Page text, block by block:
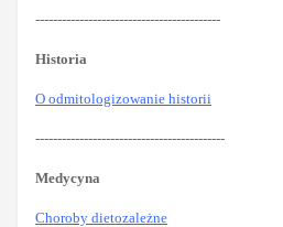
------------------------------------------
Historia
O odmitologizowanie historii
-------------------------------------------
Medycyna
Choroby dietozależne